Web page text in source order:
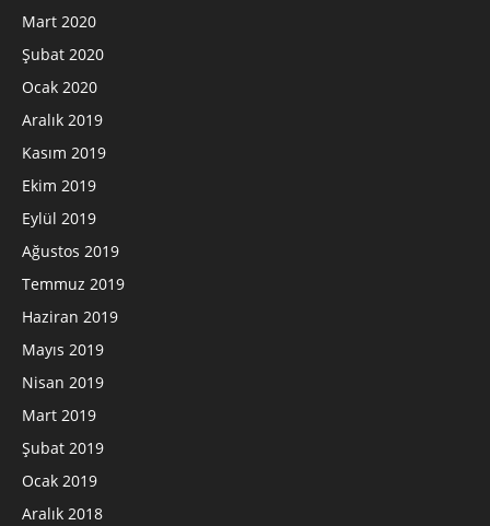
Mart 2020
Şubat 2020
Ocak 2020
Aralık 2019
Kasım 2019
Ekim 2019
Eylül 2019
Ağustos 2019
Temmuz 2019
Haziran 2019
Mayıs 2019
Nisan 2019
Mart 2019
Şubat 2019
Ocak 2019
Aralık 2018